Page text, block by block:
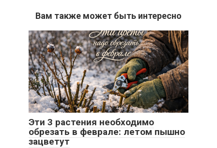
Вам также может быть интересно
Эти 3 растения необходимо
обрезать в феврале: летом пышно
зацветут